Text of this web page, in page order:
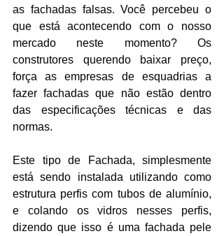
as fachadas falsas. Você percebeu o
que está acontecendo com o nosso
mercado neste momento? Os
construtores querendo baixar preço,
força as empresas de esquadrias a
fazer fachadas que não estão dentro
das especificações técnicas e das
normas.
Este tipo de Fachada, simplesmente
está sendo instalada utilizando como
estrutura perfis com tubos de alumínio,
e colando os vidros nesses perfis,
dizendo que isso é uma fachada pele